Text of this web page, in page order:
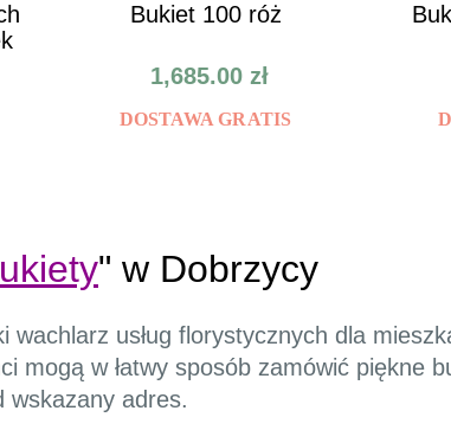
Bukiet 100 róż
1,685.00 zł
DOSTAWA GRATIS
" w Dobrzycy
usług florystycznych dla
mogą w łatwy sposób zamówić piękne
wskazany adres.